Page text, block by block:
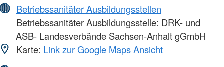
Betriebssanitäter Ausbildungsstellen
Betriebssanitäter Ausbildungsstelle: DRK- und
ASB- Landesverbände Sachsen-Anhalt gGmbH
Karte: Link zur Google Maps Ansicht